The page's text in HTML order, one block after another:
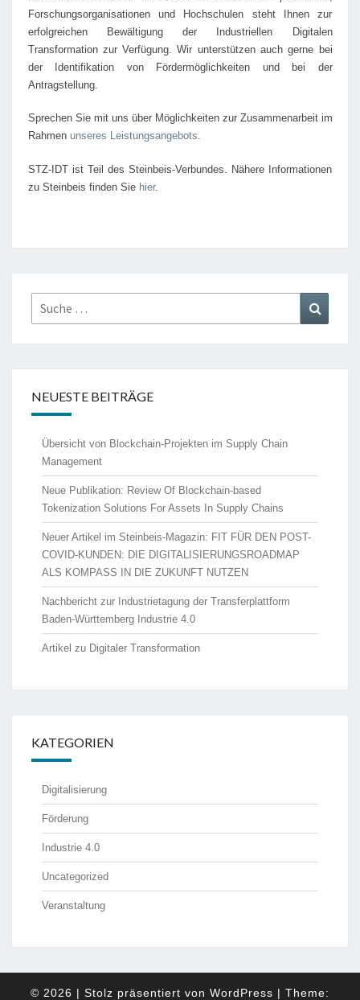
Forschungsorganisationen und Hochschulen steht Ihnen zur
erfolgreichen Bewältigung der Industriellen Digitalen
Transformation zur Verfügung. Wir unterstützen auch gerne bei
der Identifikation von Fördermöglichkeiten und bei der
Antragstellung.
Sprechen Sie mit uns über Möglichkeiten zur Zusammenarbeit im
Rahmen unseres Leistungsangebots.
STZ-IDT ist Teil des Steinbeis-Verbundes. Nähere Informationen
zu Steinbeis finden Sie hier.
Suche
nach:
NEUESTE BEITRÄGE
Übersicht von Blockchain-Projekten im Supply Chain
Management
Neue Publikation: Review Of Blockchain-based
Tokenization Solutions For Assets In Supply Chains
Neuer Artikel im Steinbeis-Magazin: FIT FÜR DEN POST-
COVID-KUNDEN: DIE DIGITALISIERUNGSROADMAP
ALS KOMPASS IN DIE ZUKUNFT NUTZEN
Nachbericht zur Industrietagung der Transferplattform
Baden-Württemberg Industrie 4.0
Artikel zu Digitaler Transformation
KATEGORIEN
Digitalisierung
Förderung
Industrie 4.0
Uncategorized
Veranstaltung
© 2026 | Stolz präsentiert von WordPress | Theme: